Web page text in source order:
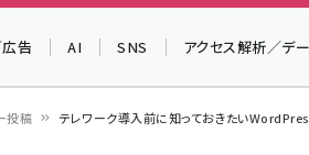
告 AI SNS アクセス解析／デ
投稿 テレワーク導入前に知っておきたい
2026」開催！
▼申し込みはこちら